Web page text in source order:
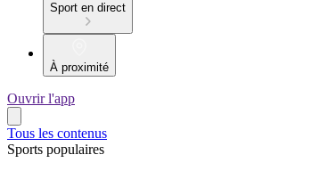
Sport en direct
À proximité
Ouvrir l'app
Tous les contenus
Sports populaires